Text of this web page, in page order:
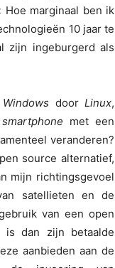
marginaal ben ik
10 jaar te
zijn ingeburgerd als
Windows doorLinux,
smartphone met een
veranderen?
source alternatief,
mijn richtingsgevoel
satellieten en de
van een open
dan zijn betaalde
aanbieden aan de